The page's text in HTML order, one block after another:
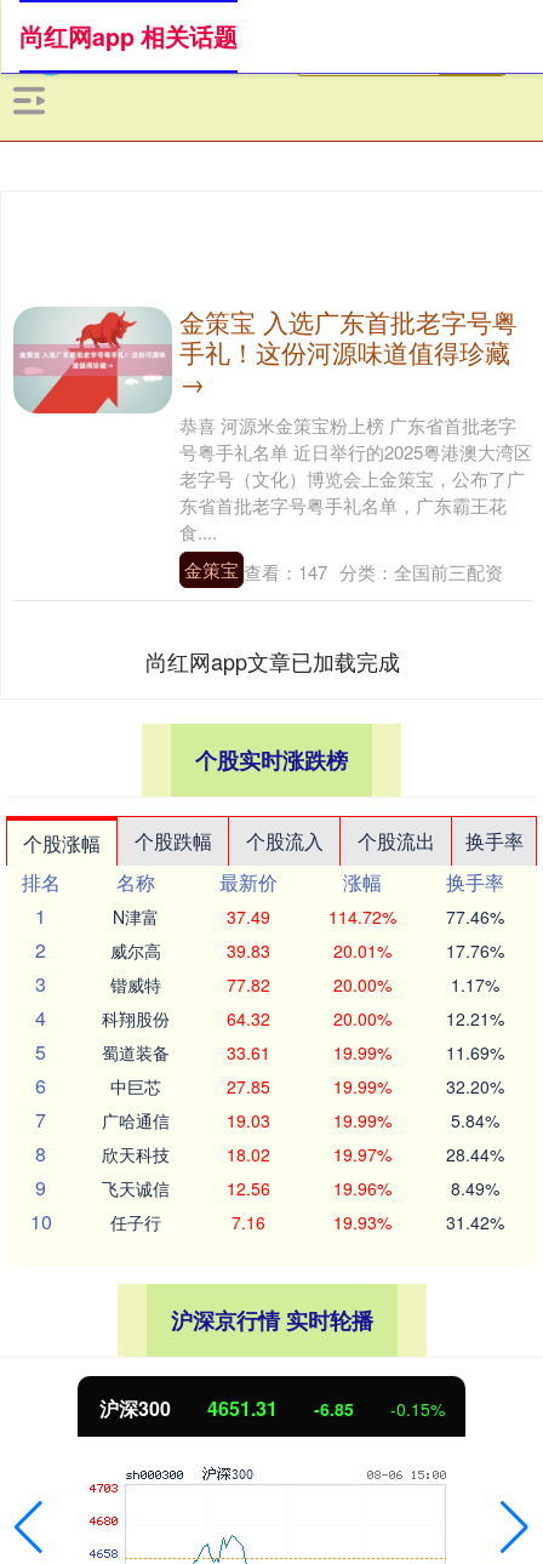
尚红网app 相关话题
金策宝 入选广东首批老字号粤
手礼！这份河源味道值得珍藏
→
恭喜 河源米金策宝粉上榜 广东省首批老字
号粤手礼名单 近日举行的2025粤港澳大湾区
老字号（文化）博览会上金策宝，公布了广
东省首批老字号粤手礼名单，广东霸王花
食....
金策宝 查看： 147 分类： 全国前三配资
尚红网app文章已加载完成
个股实时涨跌榜
个股涨幅 个股跌幅 个股流入 个股流出
换手率
排名
名称 最新价 涨幅
换手率
1
N津富 37.49 114.72% 77.46%
2 威尔高 39.83 20.01% 17.76%
3 锴威特 77.82 20.00% 1.17%
4 科翔股份 64.32 20.00% 12.21%
5 蜀道装备 33.61 19.99% 11.69%
6 中巨芯 27.85 19.99% 32.20%
7 广哈通信 19.03 19.99% 5.84%
8 欣天科技 18.02 19.97% 28.44%
9 飞天诚信 12.56 19.96% 8.49%
10 任子行 7.16 19.93% 31.42%
沪深京行情 实时轮播
沪深300 4651.31 -6.85 -0.15%